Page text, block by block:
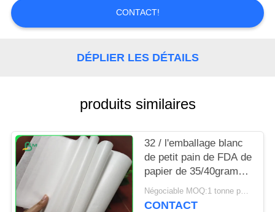
CAS
PRIVACY
POLICY
CONTACT!
DÉPLIER LES DÉTAILS
produits similaires
32 / l'emballage blanc
de petit pain de FDA de
papier de 35/40grams
MG emballage pour
emballer ébrèche
Négociable MOQ:1 tonne pour la taille spéciale
CONTACT